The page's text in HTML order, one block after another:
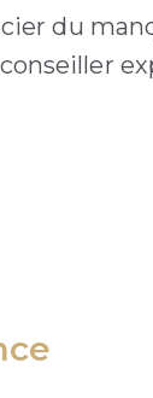
du